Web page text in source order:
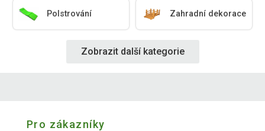
Polstrování Zahradní dekorace
Zobrazit další kategorie
Pro zákazníky